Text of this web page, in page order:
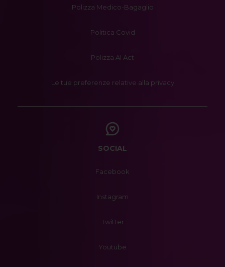
Polizza Medico-Bagaglio
Politica Covid
Polizza AI Act
Le tue preferenze relative alla privacy
SOCIAL
Facebook
Instagram
Twitter
Youtube